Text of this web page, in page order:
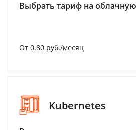
Выбрать тариф на
От 0.80 руб./месяц
Kubernetes